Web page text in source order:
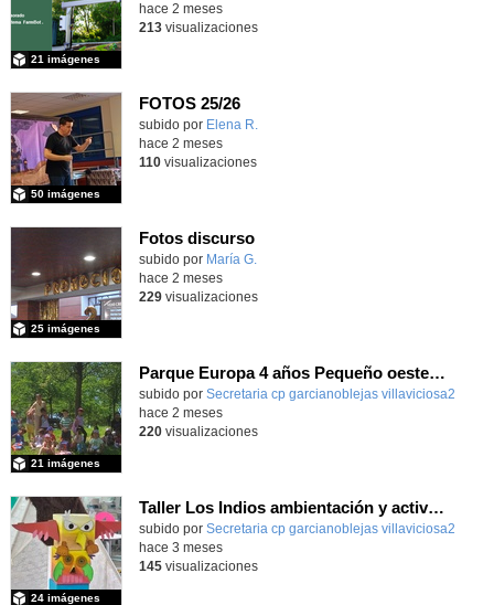
21 imágenes
hace 2 meses
213visualizaciones
FOTOS 25/26
Contenido educativo.
subido por Elena R.
50 imágenes
hace 2 meses
110visualizaciones
Fotos discurso
Contenido educativo.
subido por María G.
25 imágenes
hace 2 meses
229visualizaciones
Parque Europa 4 años Pequeño oeste 2025-26
Contenido educativo.
subido por Secretaria cp garcianoblejas villaviciosa2
21 imágenes
hace 2 meses
220visualizaciones
Taller Los Indios ambientación y actividades 13 mayo 4 años
subido por Secretaria cp garcianoblejas villaviciosa2
24 imágenes
hace 3 meses
145visualizaciones